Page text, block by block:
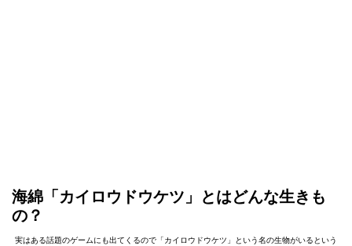
海綿「カイロウドウケツ」とはどんな生きも
の？
実はある話題のゲームにも出てくるので「カイロウドウケツ」という名の生物がいるという